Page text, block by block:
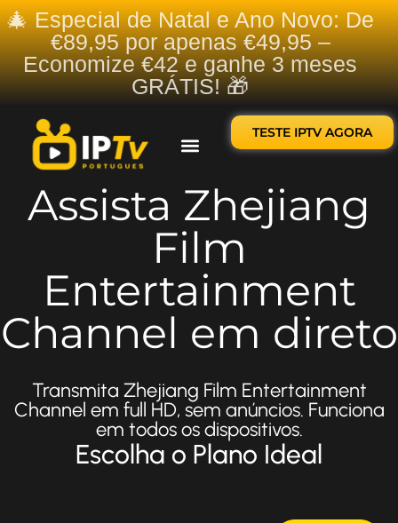
🎄 Especial de Natal e Ano Novo: De
€89,95 por apenas €49,95 –
Economize €42 e ganhe 3 meses
GRÁTIS! 🎁
TESTE IPTV AGORA
Assista Zhejiang
Film
Entertainment
Channel em direto
Transmita Zhejiang Film Entertainment
Channel em full HD, sem anúncios. Funciona
em todos os dispositivos.
Escolha o Plano Ideal